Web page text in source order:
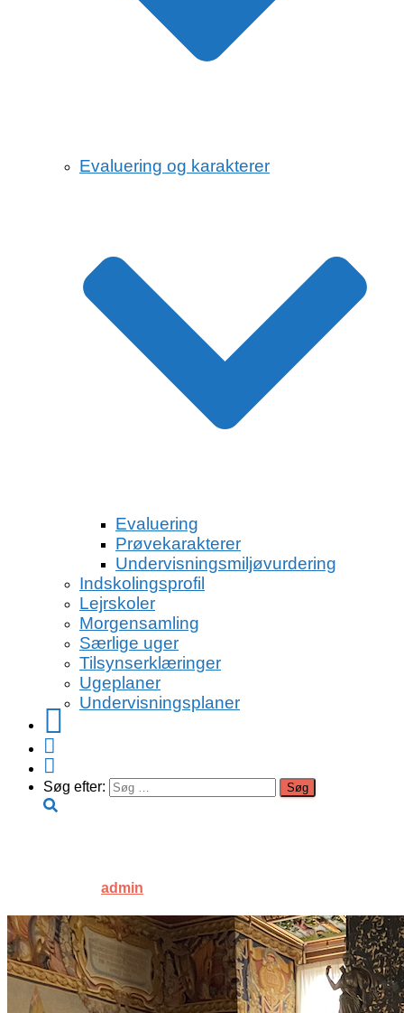
Evaluering og karakterer
Evaluering
Prøvekarakterer
Undervisningsmiljøvurdering
Indskolingsprofil
Lejrskoler
Morgensamling
Særlige uger
Tilsynserklæringer
Ugeplaner
Undervisningsplaner
Søg efter:
admin